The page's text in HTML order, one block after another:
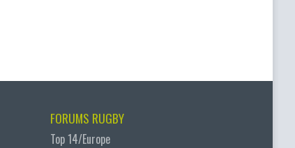
FORUMS RUGBY
Top 14/Europe